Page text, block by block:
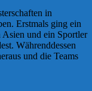
in
Erstmals ging ein
und ein Sportler
Währenddessen
und die Teams